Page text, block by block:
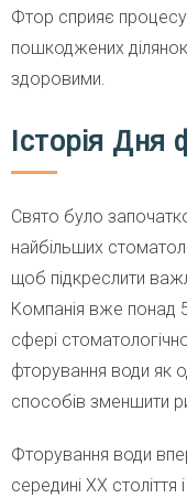
Фтор сприяє процесу
пошкоджених
здоровими.
Історія Дня
Свято було
найбільших
щоб підкреслити
Компанія вже понад
сфері
фторування води як
способів зменшити
Фторування води
середині XX